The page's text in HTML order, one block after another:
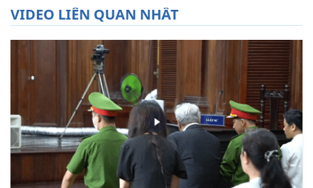
VIDEO LIÊN QUAN NHẤT